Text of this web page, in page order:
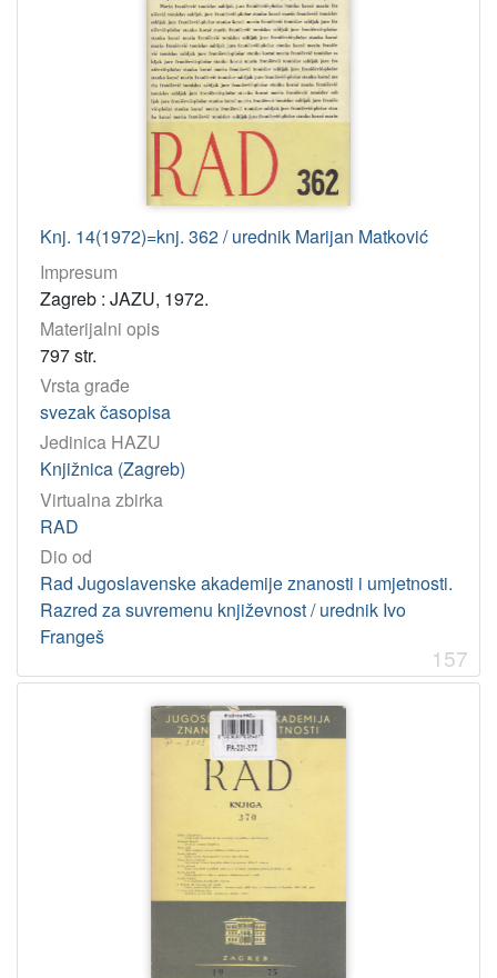
Knj. 14(1972)=knj. 362 / urednik Marijan Matković
Impresum
Zagreb : JAZU, 1972.
Materijalni opis
797 str.
Vrsta građe
svezak časopisa
Jedinica HAZU
Knjižnica (Zagreb)
Virtualna zbirka
RAD
Dio od
Rad Jugoslavenske akademije znanosti i umjetnosti.
Razred za suvremenu književnost / urednik Ivo
Frangeš
157